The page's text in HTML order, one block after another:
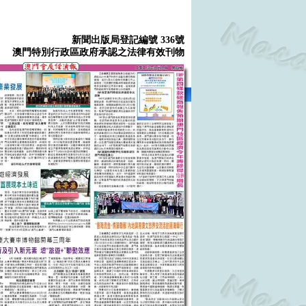
新聞出版局登記編號 336號
澳門特別行政區政府承認之法律有效刊物